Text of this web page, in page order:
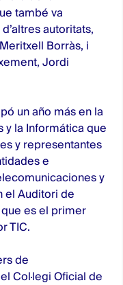
també va
autoritats,
Borràs, i
Jordi
un año más en la
y la Informática que
y representantes
e
y
el Auditori de
es el primer
TIC.
de
Col·legi Oficial de